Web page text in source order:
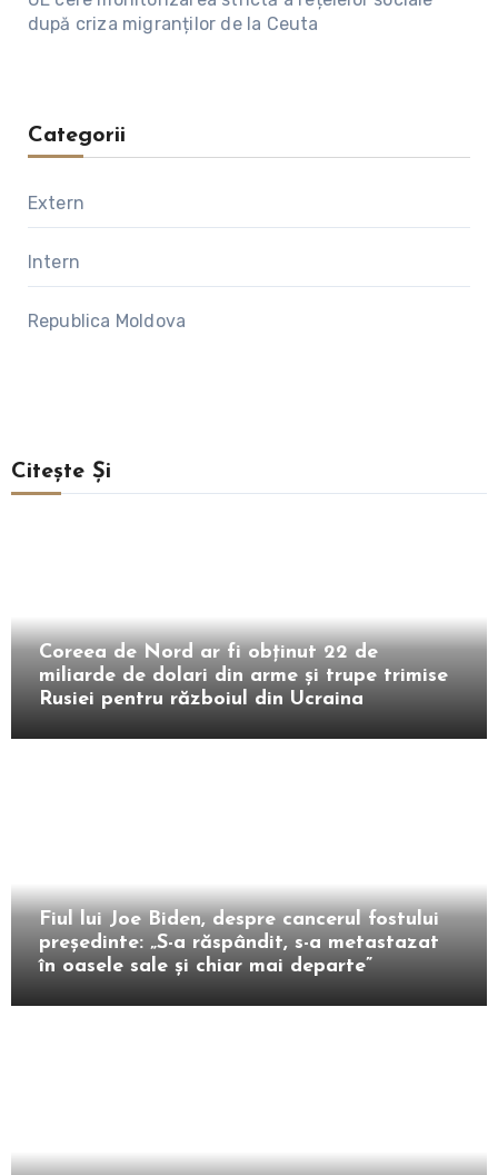
după criza migranților de la Ceuta
Categorii
Extern
Intern
Republica Moldova
Citește Și
Coreea de Nord ar fi obținut 22 de
miliarde de dolari din arme și trupe trimise
Rusiei pentru războiul din Ucraina
Fiul lui Joe Biden, despre cancerul fostului
președinte: „S-a răspândit, s-a metastazat
în oasele sale și chiar mai departe”